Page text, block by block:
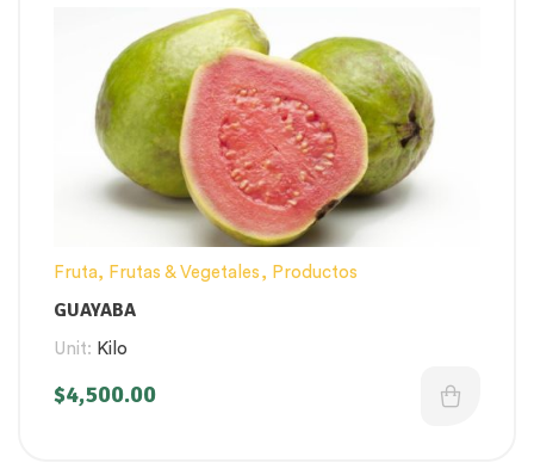
Fruta, Frutas & Vegetales , Productos
GUAYABA
Unit: Kilo
$4,500.00